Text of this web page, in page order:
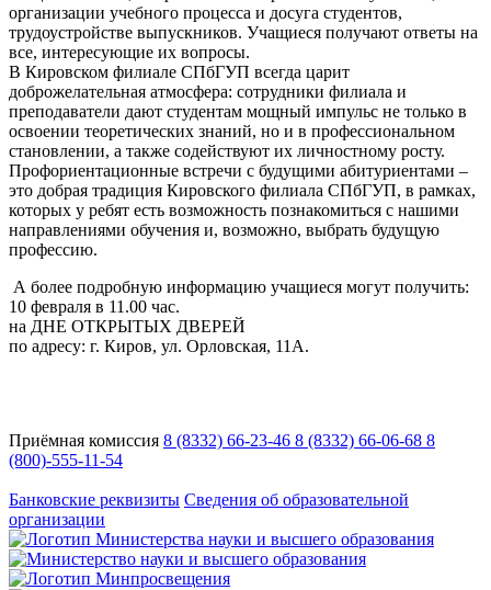
организации учебного процесса и досуга студентов,
трудоустройстве выпускников. Учащиеся получают ответы на
все, интересующие их вопросы.
В Кировском филиале СПбГУП всегда царит
доброжелательная атмосфера: сотрудники филиала и
преподаватели дают студентам мощный импульс не только в
освоении теоретических знаний, но и в профессиональном
становлении, а также содействуют их личностному росту.
Профориентационные встречи с будущими абитуриентами –
это добрая традиция Кировского филиала СПбГУП, в рамках,
которых у ребят есть возможность познакомиться с нашими
направлениями обучения и, возможно, выбрать будущую
профессию.
А более подробную информацию учащиеся могут получить:
10 февраля в 11.00 час.
на ДНЕ ОТКРЫТЫХ ДВЕРЕЙ
по адресу: г. Киров, ул. Орловская, 11А.
Приёмная комиссия 8 (8332) 66-23-46 8 (8332) 66-06-68 8
(800)-555-11-54
Банковские реквизиты Сведения об образовательной
организации